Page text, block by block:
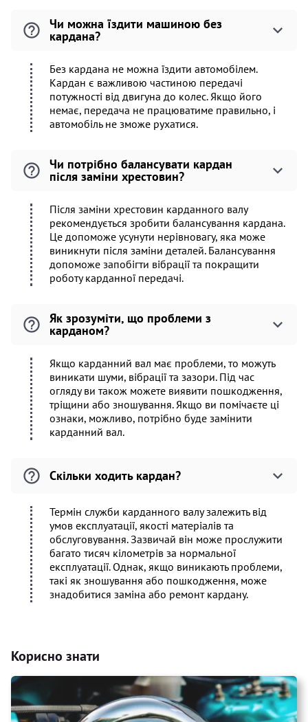
Чи можна їздити машиною без
кардана?
Без кардана не можна їздити автомобілем.
Кардан є важливою частиною передачі
потужності від двигуна до колес. Якщо його
немає, передача не працюватиме правильно, і
автомобіль не зможе рухатися.
Чи потрібно балансувати кардан
після заміни хрестовин?
Після заміни хрестовин карданного валу
рекомендується зробити балансування кардана.
Це допоможе усунути нерівновагу, яка може
виникнути після заміни деталей. Балансування
допоможе запобігти вібрації та покращити
роботу карданної передачі.
Як зрозуміти, що проблеми з
карданом?
Якщо карданний вал має проблеми, то можуть
виникати шуми, вібрації та зазори. Під час
огляду ви також можете виявити пошкодження,
тріщини або зношування. Якщо ви помічаєте ці
ознаки, можливо, потрібно буде замінити
карданний вал.
Скільки ходить кардан?
Термін служби карданного валу залежить від
умов експлуатації, якості матеріалів та
обслуговування. Зазвичай він може прослужити
багато тисяч кілометрів за нормальної
експлуатації. Однак, якщо виникають проблеми,
такі як зношування або пошкодження, може
знадобитися заміна або ремонт кардану.
Корисно знати